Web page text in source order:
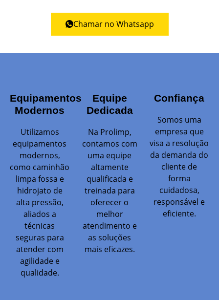
Chamar no Whatsapp
Equipamentos
Modernos
Utilizamos
equipamentos
modernos,
como caminhão
limpa fossa e
hidrojato de
alta pressão,
aliados a
técnicas
seguras para
atender com
agilidade e
qualidade.
Equipe
Dedicada
Na Prolimp,
contamos com
uma equipe
altamente
qualificada e
treinada para
oferecer o
melhor
atendimento e
as soluções
mais eficazes.
Confiança
Somos uma
empresa que
visa a resolução
da demanda do
cliente de
forma
cuidadosa,
responsável e
eficiente.